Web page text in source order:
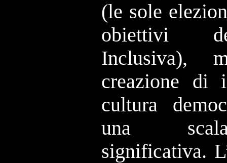
(le sole
obiettivi
Inclusiva),
creazione di
cultura
una
significativa.